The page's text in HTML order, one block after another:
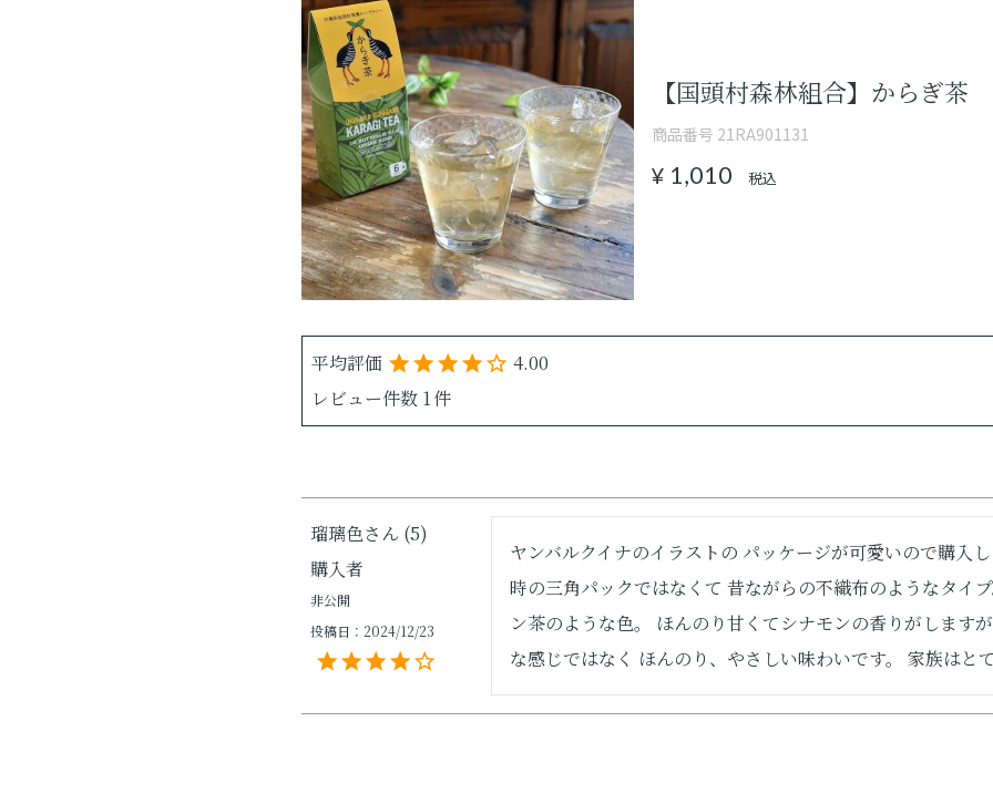
【国頭村森林組合】からぎ茶
商品番号 21RA901131
¥ 1,010 税込
4.00
1
瑠璃色
5
購入者
非公開
投稿日
2024/12/23
ヤンバルクイナのイラストの パッケージが可愛いので購入
時の三角パックではなくて 昔ながらの不織布のようなタイ
ン茶のような色。 ほんのり甘くてシナモンの香りがします
な感じではなく ほんのり、やさしい味わいです。 家族はと